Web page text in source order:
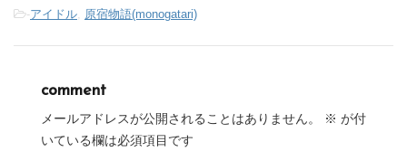
-アイドル, 原宿物語(monogatari)
comment
メールアドレスが公開されることはありません。 ※ が付
いている欄は必須項目です